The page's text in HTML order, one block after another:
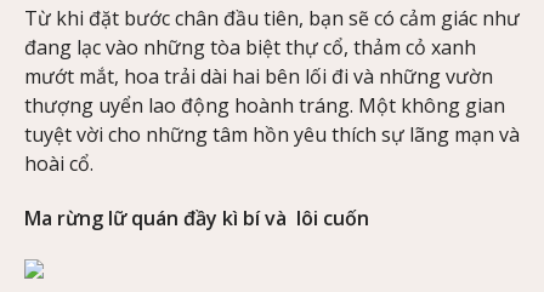
Từ khi đặt bước chân đầu tiên, bạn sẽ có cảm giác như
đang lạc vào những tòa biệt thự cổ, thảm cỏ xanh
mướt mắt, hoa trải dài hai bên lối đi và những vườn
thượng uyển lao động hoành tráng. Một không gian
tuyệt vời cho những tâm hồn yêu thích sự lãng mạn và
hoài cổ.
Ma rừng lữ quán đầy kì bí và lôi cuốn